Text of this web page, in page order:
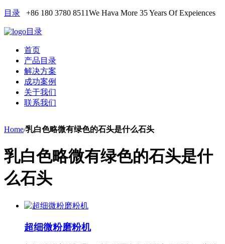
目录 +86 180 3780 8511We Hava More 35 Years Of Expeiences
目录
首页
产品目录
解决方案
成功案例
关于我们
联系我们
Home/乳白色略微有绿色的石头是什么石头
乳白色略微有绿色的石头是什
么石头
超细微粉磨粉机